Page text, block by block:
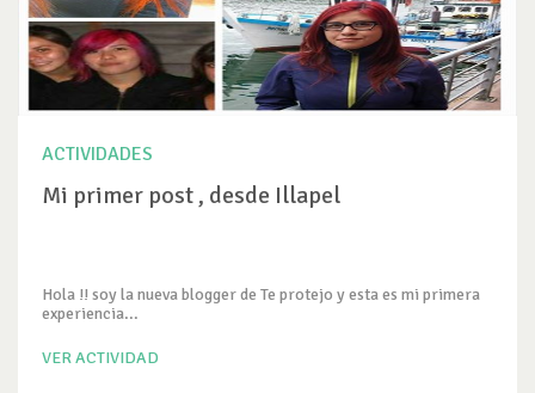
ACTIVIDADES
Mi primer post , desde Illapel
Hola !! soy la nueva blogger de Te protejo y esta es mi primera
experiencia...
VER ACTIVIDAD